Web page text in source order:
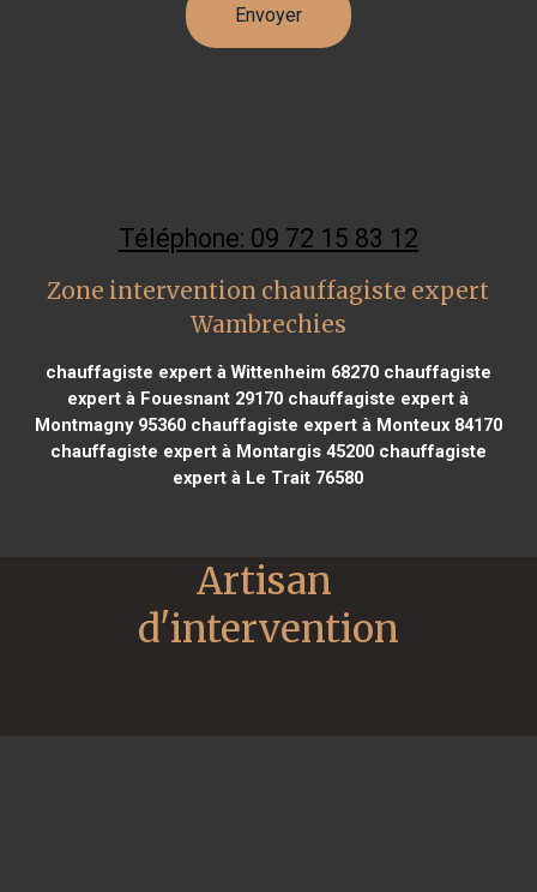
Téléphone: 09 72 15 83 12
Zone intervention chauffagiste expert
Wambrechies
chauffagiste expert à Wittenheim 68270chauffagiste
expert à Fouesnant 29170 chauffagiste expert à
Montmagny 95360chauffagiste expert à Monteux 84170
chauffagiste expert à Montargis 45200chauffagiste
expert à Le Trait 76580
Artisan
d'intervention